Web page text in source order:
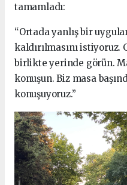
tamamladı:
“Ortada yanlış bir
kaldırılmasını
birlikte yerinde görün.
konuşun. Biz masa
konuşuyoruz.”